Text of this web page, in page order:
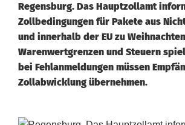
Regensburg. Das Hauptzollamt
Zollbedingungen für Pakete aus
und innerhalb der EU zu
Warenwertgrenzen und Steuern
bei Fehlanmeldungen müssen
Zollabwicklung übernehmen.